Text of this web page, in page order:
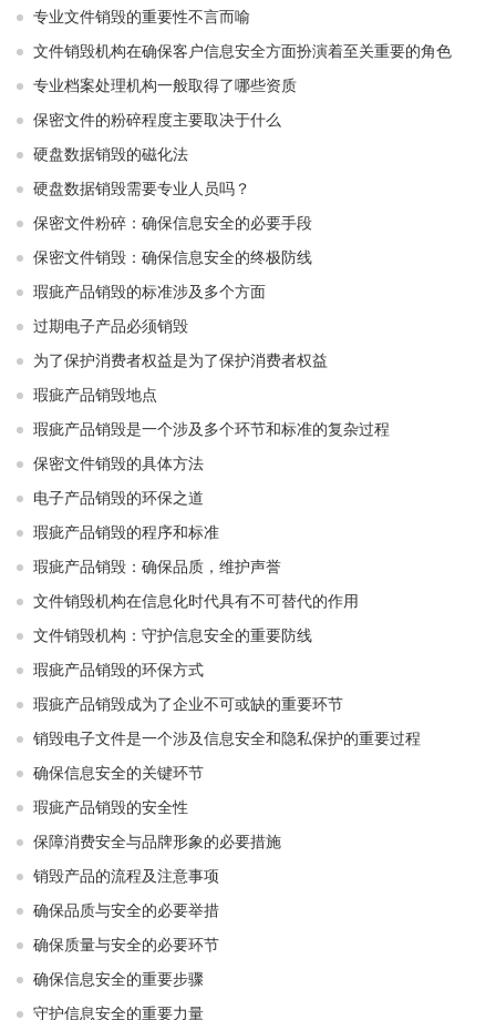
专业文件销毁的重要性不言而喻
文件销毁机构在确保客户信息安全方面扮演着至关重要的角色
专业档案处理机构一般取得了哪些资质
保密文件的粉碎程度主要取决于什么
硬盘数据销毁的磁化法
硬盘数据销毁需要专业人员吗？
保密文件粉碎：确保信息安全的必要手段
保密文件销毁：确保信息安全的终极防线
瑕疵产品销毁的标准涉及多个方面
过期电子产品必须销毁
为了保护消费者权益是为了保护消费者权益
瑕疵产品销毁地点
瑕疵产品销毁是一个涉及多个环节和标准的复杂过程
保密文件销毁的具体方法
电子产品销毁的环保之道
瑕疵产品销毁的程序和标准
瑕疵产品销毁：确保品质，维护声誉
文件销毁机构在信息化时代具有不可替代的作用
文件销毁机构：守护信息安全的重要防线
瑕疵产品销毁的环保方式
瑕疵产品销毁成为了企业不可或缺的重要环节
销毁电子文件是一个涉及信息安全和隐私保护的重要过程
确保信息安全的关键环节
瑕疵产品销毁的安全性
保障消费安全与品牌形象的必要措施
销毁产品的流程及注意事项
确保品质与安全的必要举措
确保质量与安全的必要环节
确保信息安全的重要步骤
守护信息安全的重要力量